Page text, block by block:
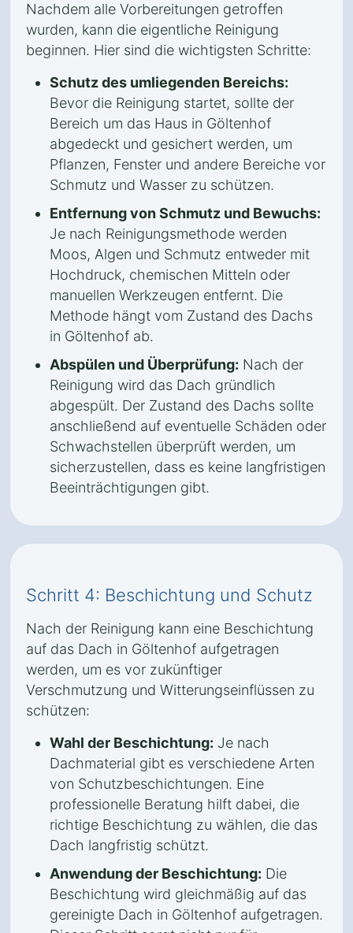
Nachdem alle Vorbereitungen getroffen
wurden, kann die eigentliche Reinigung
beginnen. Hier sind die wichtigsten Schritte:
Schutz des umliegenden Bereichs:
Bevor die Reinigung startet, sollte der
Bereich um das Haus in Göltenhof
abgedeckt und gesichert werden, um
Pflanzen, Fenster und andere Bereiche vor
Schmutz und Wasser zu schützen.
Entfernung von Schmutz und Bewuchs:
Je nach Reinigungsmethode werden
Moos, Algen und Schmutz entweder mit
Hochdruck, chemischen Mitteln oder
manuellen Werkzeugen entfernt. Die
Methode hängt vom Zustand des Dachs
in Göltenhof ab.
Abspülen und Überprüfung: Nach der
Reinigung wird das Dach gründlich
abgespült. Der Zustand des Dachs sollte
anschließend auf eventuelle Schäden oder
Schwachstellen überprüft werden, um
sicherzustellen, dass es keine langfristigen
Beeinträchtigungen gibt.
Schritt 4: Beschichtung und Schutz
Nach der Reinigung kann eine Beschichtung
auf das Dach in Göltenhof aufgetragen
werden, um es vor zukünftiger
Verschmutzung und Witterungseinflüssen zu
schützen:
Wahl der Beschichtung: Je nach
Dachmaterial gibt es verschiedene Arten
von Schutzbeschichtungen. Eine
professionelle Beratung hilft dabei, die
richtige Beschichtung zu wählen, die das
Dach langfristig schützt.
Anwendung der Beschichtung: Die
Beschichtung wird gleichmäßig auf das
gereinigte Dach in Göltenhof aufgetragen.